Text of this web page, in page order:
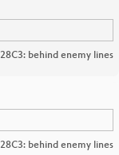
28C3: behind enemy lines
28C3: behind enemy lines